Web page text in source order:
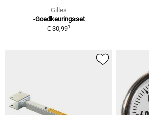
Gilles
-Goedkeuringsset
€ 30,991